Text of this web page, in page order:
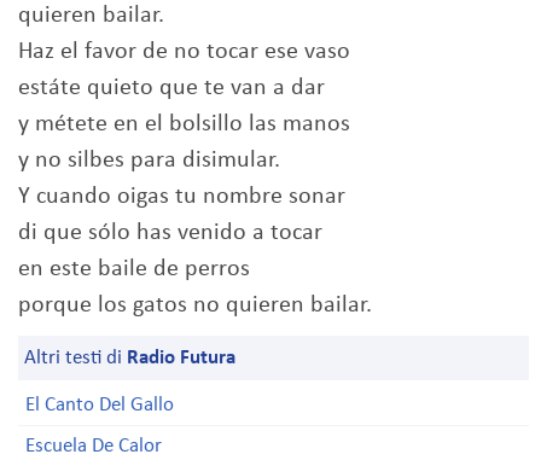
quieren bailar.
Haz el favor de no tocar ese vaso
estáte quieto que te van a dar
y métete en el bolsillo las manos
y no silbes para disimular.
Y cuando oigas tu nombre sonar
di que sólo has venido a tocar
en este baile de perros
porque los gatos no quieren bailar.
Altri testi di Radio Futura
El Canto Del Gallo
Escuela De Calor